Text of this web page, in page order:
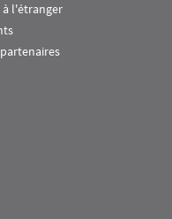
l'étranger